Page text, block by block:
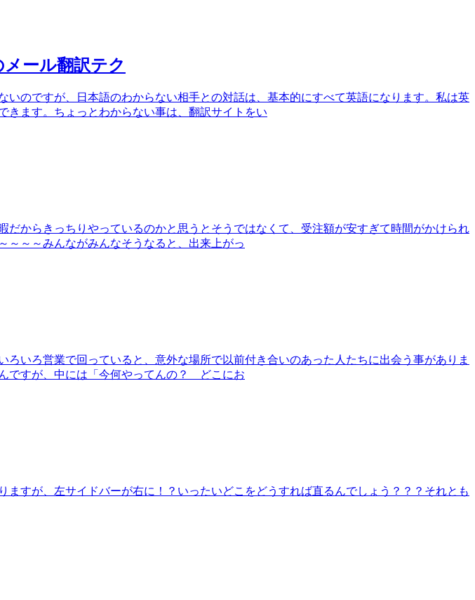
ール翻訳テク
のですが、日本語のわからない相手との対話は、基本的にすべて英語になります。私は英
きます。ちょっとわからない事は、翻訳サイトをい
からきっちりやっているのかと思うとそうではなくて、受注額が安すぎて時間がかけられ
～～みんながみんなそうなると、出来上がっ
いろ営業で回っていると、意外な場所で以前付き合いのあった人たちに出会う事がありま
ですが、中には「今何やってんの？ どこにお
すが、左サイドバーが右に！？いったいどこをどうすれば直るんでしょう？？？それとも